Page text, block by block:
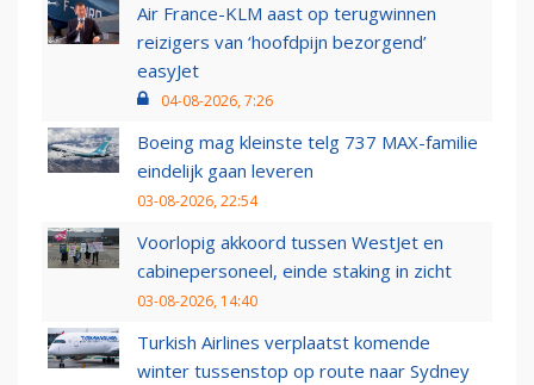
Air France-KLM aast op terugwinnen
reizigers van ‘hoofdpijn bezorgend’
easyJet
04-08-2026, 7:26
Boeing mag kleinste telg 737 MAX-familie
eindelijk gaan leveren
03-08-2026, 22:54
Voorlopig akkoord tussen WestJet en
cabinepersoneel, einde staking in zicht
03-08-2026, 14:40
Turkish Airlines verplaatst komende
winter tussenstop op route naar Sydney